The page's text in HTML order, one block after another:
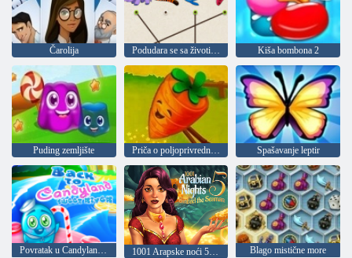
Čarolija Podudara se sa životinjama Kiša bombona 2
Puding zemljište Priča o poljoprivrednim slagalicama Spašavanje leptir
Povratak u Candyland Sweet River 1001 Arapske noći 5: Sinbad mornar Blago mistične more